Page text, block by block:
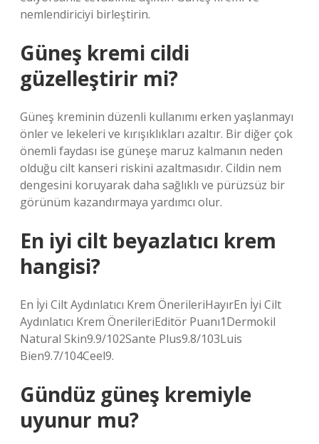
nemlendiriciyi birleştirin.
Güneş kremi cildi
güzelleştirir mi?
Güneş kreminin düzenli kullanımı erken yaşlanmayı
önler ve lekeleri ve kırışıklıkları azaltır. Bir diğer çok
önemli faydası ise güneşe maruz kalmanın neden
olduğu cilt kanseri riskini azaltmasıdır. Cildin nem
dengesini koruyarak daha sağlıklı ve pürüzsüz bir
görünüm kazandırmaya yardımcı olur.
En iyi cilt beyazlatıcı krem
hangisi?
En İyi Cilt Aydınlatıcı Krem ÖnerileriHayırEn İyi Cilt
Aydınlatıcı Krem ÖnerileriEditör Puanı1Dermokil
Natural Skin9.9/102Sante Plus9.8/103Luis
Bien9.7/104Ceel9.
Gündüz güneş kremiyle
uyunur mu?